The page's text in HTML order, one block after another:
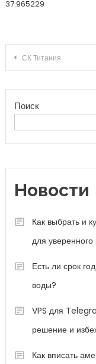
37.965229
СК Титания
Поиск
Новости
Как выбрать и
для
Есть ли срок
воды?
VPS для
решение и
Как вписать